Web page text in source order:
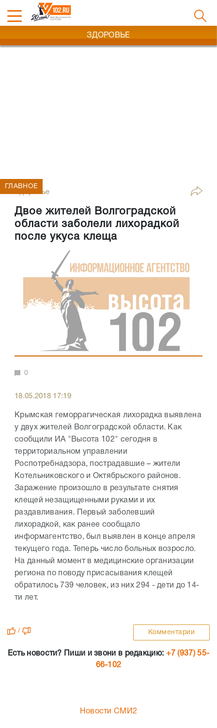
ЗДОРОВЬЕ
Здоровье
Двое жителей Волгоградской
области заболели лихорадкой
после укуса клеща
ГЛАВНОЕ
0
18.05.2018 17:19
Крымская геморрагическая лихорадка выявлена
у двух жителей Волгоградской области. Как
сообщили ИА "Высота 102" сегодня в
территориальном управлении
Роспотребнадзора, пострадавшие – жители
Котельниковского и Октябрьского районов.
Заражение произошло в результате снятия
клещей незащищенными руками и их
раздавливания. Первый заболевший
лихорадкой, как ранее сообщало
информагентство, был выявлен в конце апреля
текущего года. Теперь число больных возросло.
На данный момент в медицинские организации
региона по поводу присасывания клещей
обратилось 739 человек, из них 294 - дети до 14-
ти лет.
/ Комментарии
Есть новости? Пиши и звони в редакцию: +7 (937) 55-
66-102
Новости СМИ2